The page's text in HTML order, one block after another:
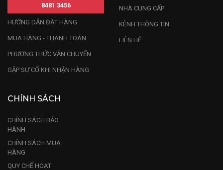
8481 3456
HƯỚNG DẪN ĐẶT HÀNG
MUA HÀNG - THANH TOÁN
PHƯƠNG THỨC VẬN CHUYỂN
GẶP SỰ CỐ KHI NHẬN HÀNG
NHÀ CUNG CẤP
KÊNH THÔNG TIN
LIÊN HỆ
CHÍNH SÁCH
CHÍNH SÁCH BẢO
HÀNH
CHÍNH SÁCH MUA
HÀNG
QUY CHẾ HOẠT